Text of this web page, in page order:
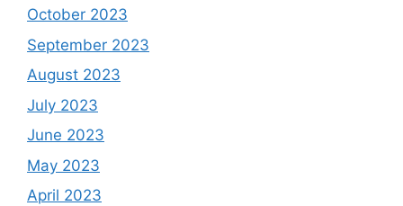
October 2023
September 2023
August 2023
July 2023
June 2023
May 2023
April 2023